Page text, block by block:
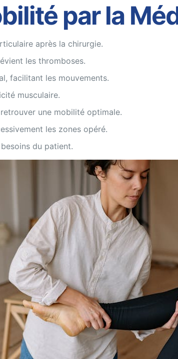
par la
après la chirurgie.
les thromboses.
facilitant les mouvements.
musculaire.
une mobilité optimale.
les zones opéré.
du patient.